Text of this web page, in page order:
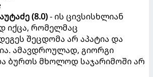
(8.0)- ის ცივსისხლიან
იქცა, რომელმაც
შეცდომა არ აპატია და
ამავდროულად, გიორგი
ბურთს მხოლოდ საჯარიმოში არ